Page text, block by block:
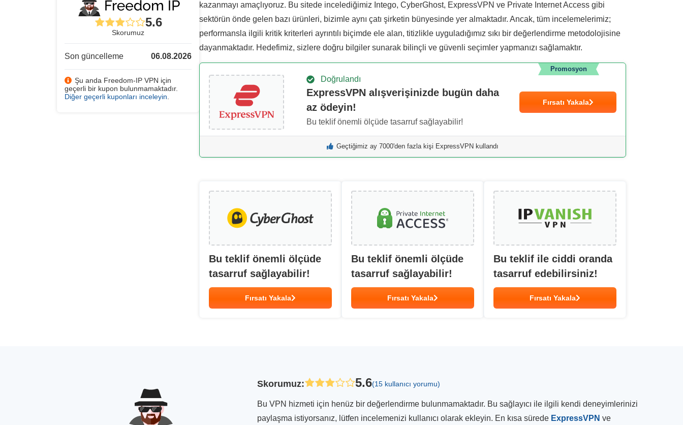
5.6
Skorumuz
Son güncelleme 06.08.2026
Şu anda Freedom-IP VPN için
geçerli bir kupon bulunmamaktadır.
Diğer geçerli kuponları inceleyin
kazanmayı amaçlıyoruz. Bu sitede incelediğimiz Intego, CyberGhost, ExpressVPN ve Private Internet Access gibi
sektörün önde gelen bazı ürünleri, bizimle aynı çatı şirketin bünyesinde yer almaktadır. Ancak, tüm incelemelerimiz;
performansla ilgili kritik kriterleri ayrıntılı biçimde ele alan, titizlikle uyguladığımız sıkı bir değerlendirme metodolojisine
dayanmaktadır. Hedefimiz, sizlere doğru bilgiler sunarak bilinçli ve güvenli seçimler yapmanızı sağlamaktır.
Doğrulandı
ExpressVPN alışverişinizde bugün daha
az ödeyin!
Bu teklif önemli ölçüde tasarruf sağlayabilir!
Fırsatı Yakala
Promosyon
Geçtiğimiz ay 7000'den fazla kişi ExpressVPN kullandı
Bu teklif önemli ölçüde
tasarruf sağlayabilir!
Fırsatı Yakala
Bu teklif önemli ölçüde
tasarruf sağlayabilir!
Fırsatı Yakala
Bu teklif ile ciddi oranda
tasarruf edebilirsiniz!
Fırsatı Yakala
Skorumuz: 5.6(15 kullanıcı yorumu)
Bu VPN hizmeti için henüz bir değerlendirme bulunmamaktadır. Bu sağlayıcı ile ilgili kendi deneyimlerinizi
paylaşma istiyorsanız, lütfen incelemenizi kullanıcı olarak ekleyin. En kısa sürede ExpressVPN ve